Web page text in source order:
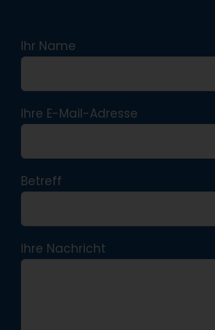
Ihr Name
Ihre E-Mail-Adresse
Betreff
Ihre Nachricht